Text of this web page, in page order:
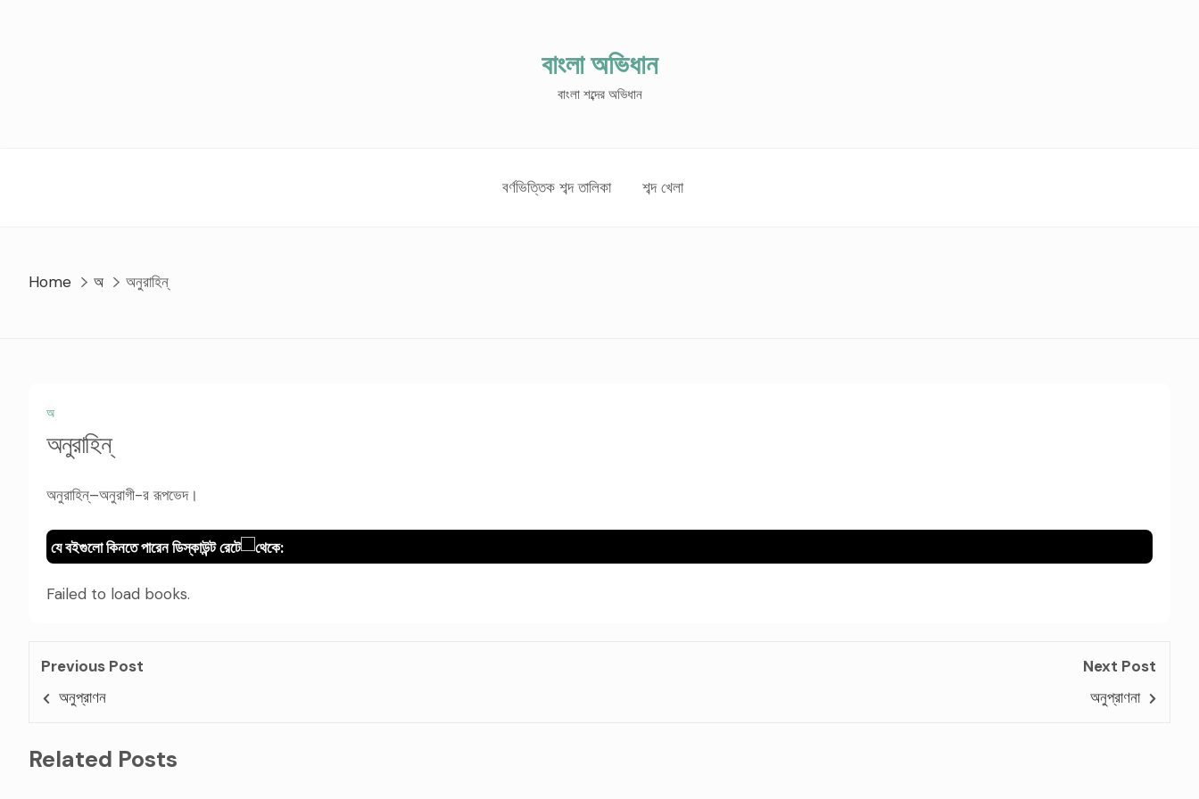
বাংলা অভিধান
বাংলা শব্দের অভিধান
বর্ণভিত্তিক শব্দ তালিকা শব্দ খেলা
Home অ অনুরাহিন্‌
অ
অনুরাহিন্‌
অনুরাহিন্‌–অনুরাগী-র রূপভেদ।
যে বইগুলো কিনতে পারেন ডিস্কাউন্ট রেটে থেকে:
Failed to load books.
Previous Post
অনুপ্রাণন
Next Post
অনুপ্রাণনা
Related Posts